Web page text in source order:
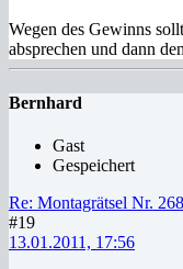
Wegen des Gewinns
absprechen und dann
Bernhard
Gast
Gespeichert
Re: Montagrätsel Nr. 268
#19
13.01.2011, 17:56